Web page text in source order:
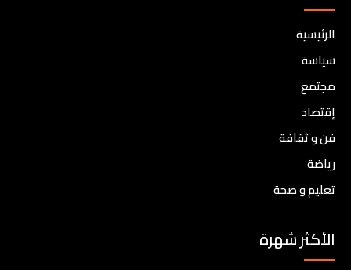
الرئيسية
سياسة
مجتمع
إقتصاد
فن و ثقافة
رياضة
تعليم و صحة
الأكثر شهرة